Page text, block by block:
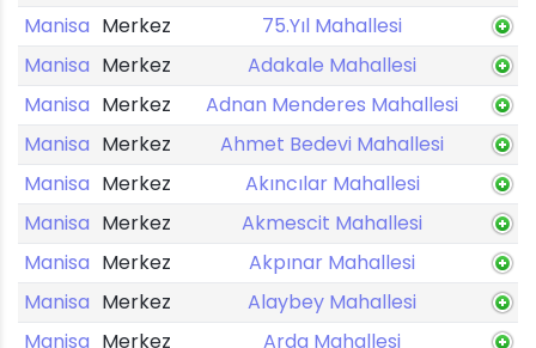
Manisa Merkez
75.Yıl Mahallesi
Manisa Merkez
Adakale Mahallesi
Manisa Merkez
Adnan Menderes Mahallesi
Manisa Merkez
Ahmet Bedevi Mahallesi
Manisa Merkez
Akıncılar Mahallesi
Manisa Merkez
Akmescit Mahallesi
Manisa Merkez
Akpınar Mahallesi
Manisa Merkez
Alaybey Mahallesi
Manisa Merkez
Arda Mahallesi